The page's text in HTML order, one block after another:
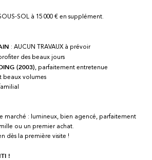
SOL à 15 000 € en supplément.
: AUCUN TRAVAUX à prévoir
des beaux jours
(2003), parfaitement entretenue
beaux volumes
marché : lumineux, bien agencé, parfaitement
ou un premier achat.
dès la première visite !
!